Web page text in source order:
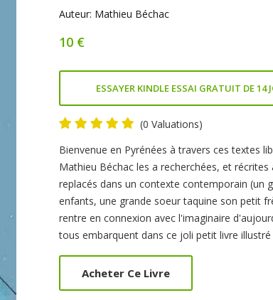
Auteur: Mathieu Béchac
10 €
ESSAYER KINDLE ESSAI GRATUIT DE 14
(0 Valuations)
Product
Summery
Bienvenue en Pyrénées à travers ces textes
Mathieu Béchac les a recherchées, et
replacés dans un contexte contemporain (un
enfants, une grande soeur taquine son petit
rentre en connexion avec l'imaginaire
tous embarquent dans ce joli petit livre
Acheter Ce Livre